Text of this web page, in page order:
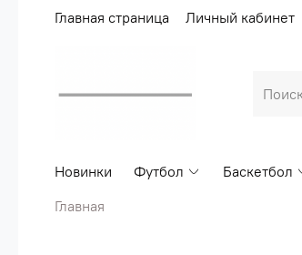
Главная страница Личный кабинет
Новинки Футбол Баскетбол
Главная